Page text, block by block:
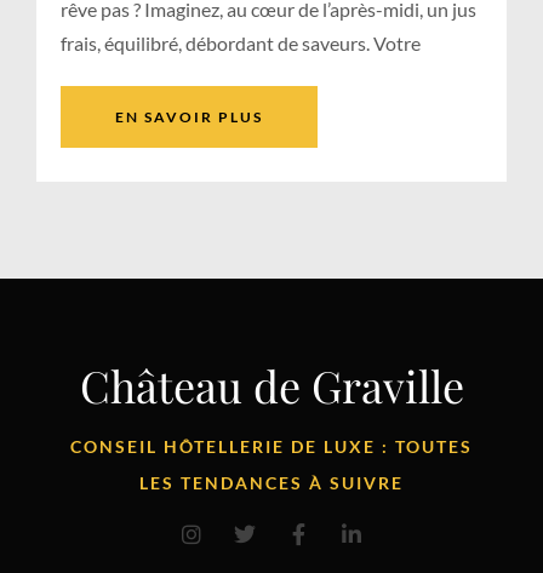
rêve pas ? Imaginez, au cœur de l’après-midi, un jus
frais, équilibré, débordant de saveurs. Votre
EN SAVOIR PLUS
Château de Graville
CONSEIL HÔTELLERIE DE LUXE : TOUTES
LES TENDANCES À SUIVRE